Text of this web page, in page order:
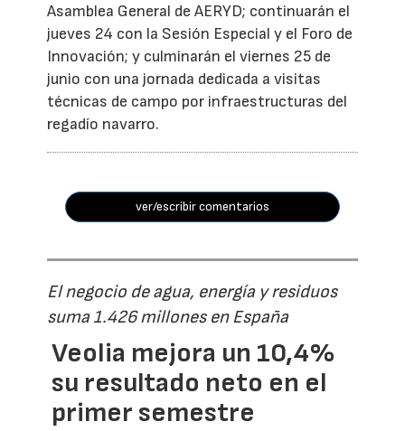
Asamblea General de AERYD; continuarán el
jueves 24 con la Sesión Especial y el Foro de
Innovación; y culminarán el viernes 25 de
junio con una jornada dedicada a visitas
técnicas de campo por infraestructuras del
regadío navarro.
ver/escribir comentarios
El negocio de agua, energía y residuos
suma 1.426 millones en España
Veolia mejora un 10,4%
su resultado neto en el
primer semestre